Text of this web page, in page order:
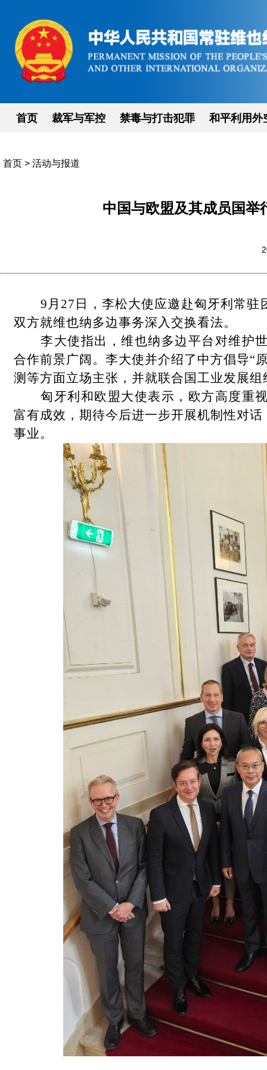
首页 裁军与军控 禁毒与打击犯罪 和平利用外
首页 > 活动与报道
中国与欧盟及其成员国举
9月27日，李松大使应邀赴匈牙利常
双方就维也纳多边事务深入交换看法。
李大使指出，维也纳多边平台对维护
合作前景广阔。李大使并介绍了中方倡导“
测等方面立场主张，并就联合国工业发展
匈牙利和欧盟大使表示，欧方高度重
富有成效，期待今后进一步开展机制性对
事业。